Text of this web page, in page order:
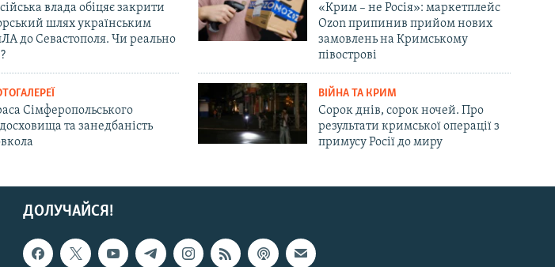
влада обіцяє закрити
шлях українським
до Севастополя. Чи реально
«Крим – не Росія»: маркетплейс
Ozon припинив прийом нових
замовлень на Кримському
півострові
Сімферопольського
та занедбаність
ВІЙНА ТА КРИМ
Сорок днів, сорок ночей. Про
результати кримської операції з
примусу Росії до миру
ДОЛУЧАЙСЯ!